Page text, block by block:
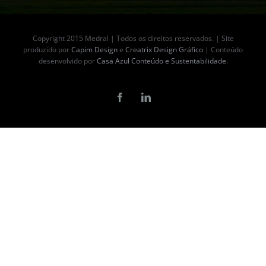
Copyright 2015 Medral | Todos os direitos reservados. | Site
produzido porCapim Designe Creatrix Design Gráfico | Conteúdo
desenvolvido porCasa Azul Conteúdo e Sustentabilidade.
FacebookLinkedIn